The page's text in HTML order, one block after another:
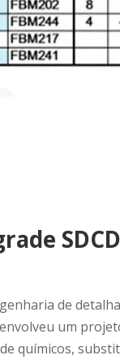
SDCD
de
um
químicos,